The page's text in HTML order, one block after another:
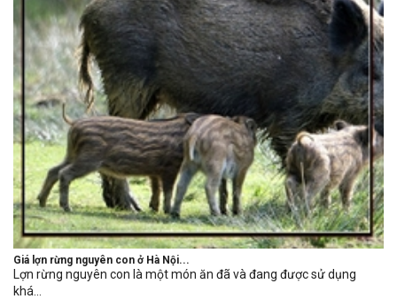
Giá lợn rừng nguyên con ở Hà Nội...
Lợn rừng nguyên con là một món ăn đã và đang được sử dụng
khá...